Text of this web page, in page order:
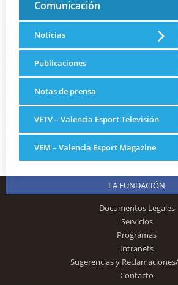
Comunicación
Noticias
Publicaciones
Notas de prensa
VETV – Valencia Esport Televisión
VEM – Valencia Esport Magazine
LA FUNDACIÓN
Documentos Legales
Servicios
Programas
Intranets
Sugerencias y
Contacto